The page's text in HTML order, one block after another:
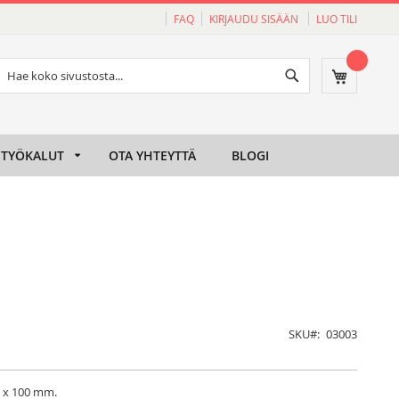
FAQ KIRJAUDU SISÄÄN LUO TILI
Ostoskori
TYÖKALUT OTA YHTEYTTÄ BLOGI
SKU 03003
100 mm.